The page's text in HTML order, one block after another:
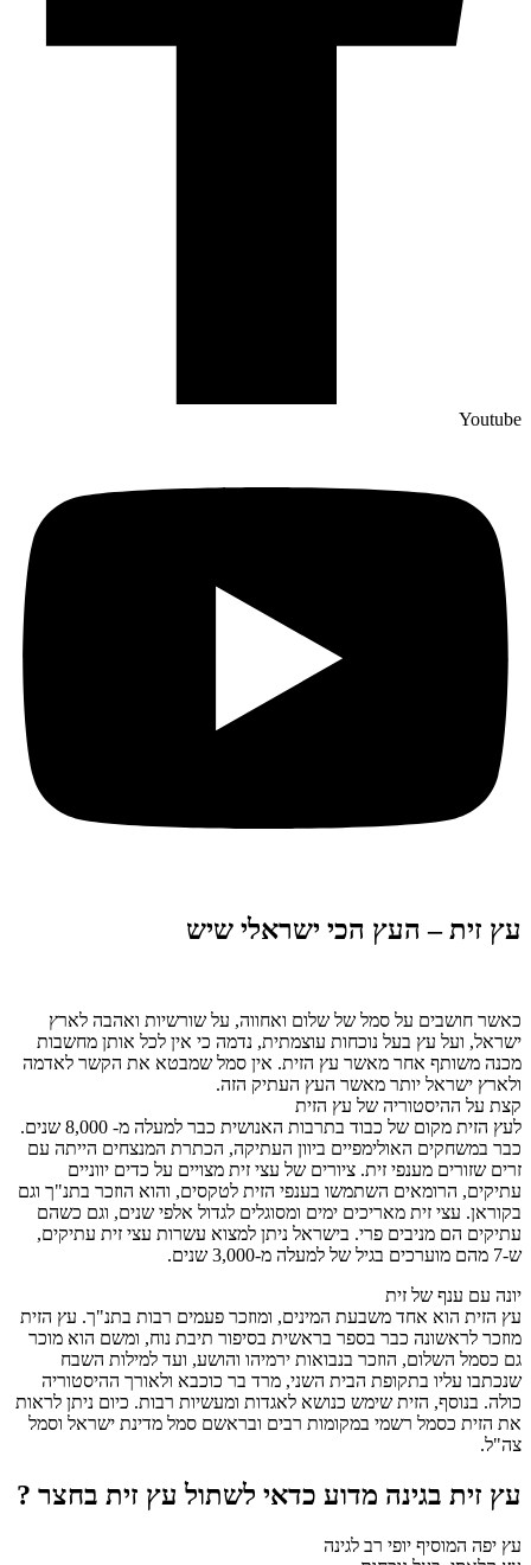
Youtube
עץ זית – העץ הכי ישראלי שיש
כאשר חושבים על סמל של שלום ואחווה, על שורשיות ואהבה לארץ
ישראל, ועל עץ בעל נוכחות עוצמתית, נדמה כי אין לכל אותן מחשבות
מכנה משותף אחר מאשר עץ הזית. אין סמל שמבטא את הקשר לאדמה
ולארץ ישראל יותר מאשר העץ העתיק הזה.
קצת על ההיסטוריה של עץ הזית
לעץ הזית מקום של כבוד בתרבות האנושית כבר למעלה מ- 8,000 שנים.
כבר במשחקים האולימפיים ביוון העתיקה, הכתרת המנצחים הייתה עם
זרים שזורים מענפי זית. ציורים של עצי זית מצויים על כדים יווניים
עתיקים, הרומאים השתמשו בענפי הזית לטקסים, והוא הוזכר בתנ"ך וגם
בקוראן. עצי זית מאריכים ימים ומסוגלים לגדול אלפי שנים, וגם כשהם
עתיקים הם מניבים פרי. בישראל ניתן למצוא עשרות עצי זית עתיקים,
ש-7 מהם מוערכים בגיל של למעלה מ-3,000 שנים.
יונה עם ענף של זית
עץ הזית הוא אחד משבעת המינים, ומוזכר פעמים רבות בתנ"ך. עץ הזית
מוזכר לראשונה כבר בספר בראשית בסיפור תיבת נוח, ומשם הוא מוכר
גם כסמל השלום, הוזכר בנבואות ירמיהו והושע, ועד למילות השבח
שנכתבו עליו בתקופת הבית השני, מרד בר כוכבא ולאורך ההיסטוריה
כולה. בנוסף, הזית שימש כנושא לאגדות ומעשיות רבות. כיום ניתן לראות
את הזית כסמל רשמי במקומות רבים ובראשם סמל מדינת ישראל וסמל
צה"ל.
עץ זית בגינה מדוע כדאי לשתול עץ זית בחצר ?
עץ יפה המוסיף יופי רב לגינה